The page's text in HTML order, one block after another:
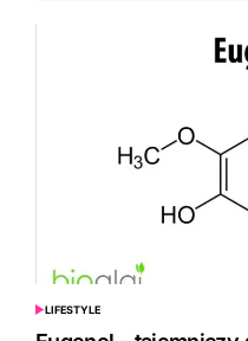
POSTED
IN
LIFESTYLE